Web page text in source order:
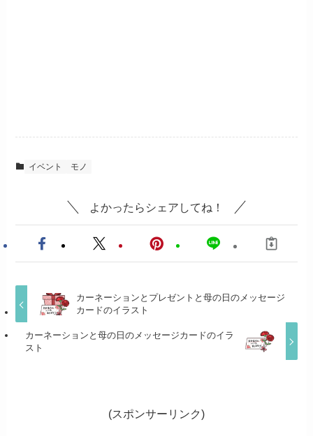
イベント モノ
よかったらシェアしてね！
カーネーションとプレゼントと母の日のメッセージ
カードのイラスト
カーネーションと母の日のメッセージカードのイラ
スト
(スポンサーリンク)